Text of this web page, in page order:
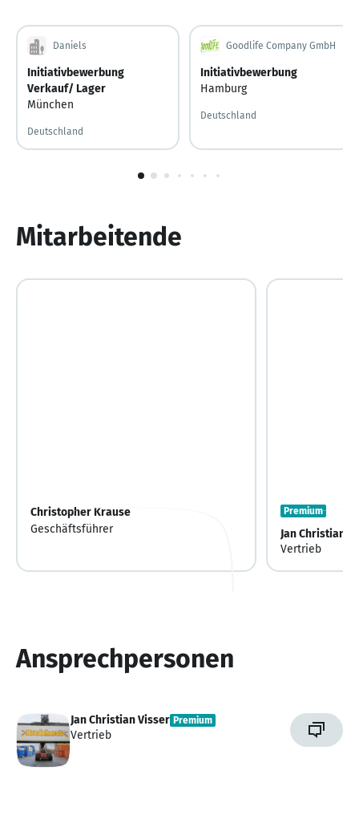
Daniels
Initiativbewerbung
Verkauf/ Lager
München
Deutschland
Goodlife Company GmbH
Initiativbewerbung
Hamburg
Deutschland
Mitarbeitende
Christopher Krause
Geschäftsführer
Premium
Jan Christian
Vertrieb
Ansprechpersonen
Jan Christian Visser Premium
Vertrieb